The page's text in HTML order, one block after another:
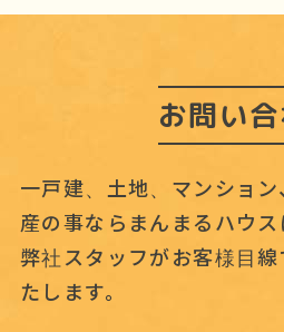
お問い
一戸建、土地、マンショ
産の事なら まんまるハウス
弊社スタッフがお客様目
たします。